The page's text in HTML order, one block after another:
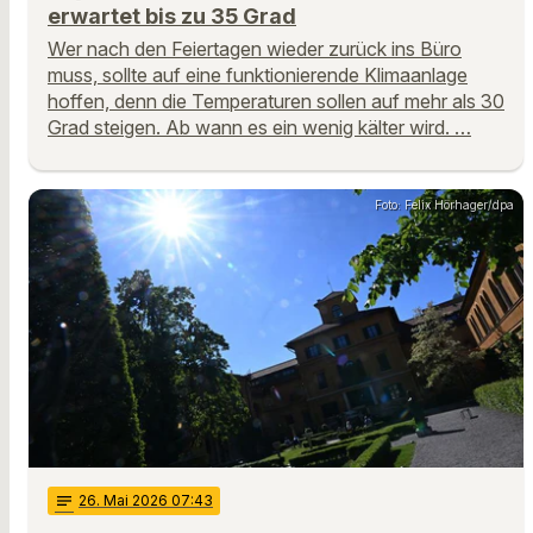
erwartet bis zu 35 Grad
Wer nach den Feiertagen wieder zurück ins Büro
muss, sollte auf eine funktionierende Klimaanlage
hoffen, denn die Temperaturen sollen auf mehr als 30
Grad steigen. Ab wann es ein wenig kälter wird. …
Foto: Felix Hörhager/dpa
notes 26. Mai 2026 07:43